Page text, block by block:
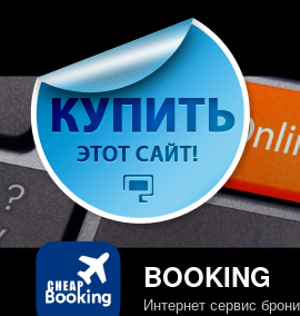
содержимому
BOOKING
Интернет сервис